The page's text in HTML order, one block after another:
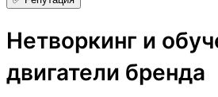
Нетворкинг и
двигатели бренда